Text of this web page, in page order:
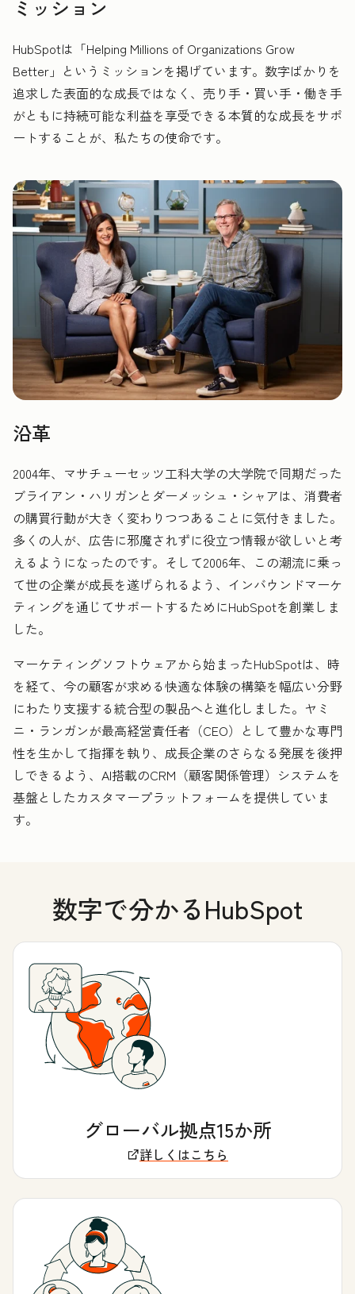
ミッション
HubSpotは「Helping Millions of Organizations Grow
Better」というミッションを掲げています。数字ばかりを
追求した表面的な成長ではなく、売り手・買い手・働き手
がともに持続可能な利益を享受できる本質的な成長をサポ
ートすることが、私たちの使命です。
沿革
2004年、マサチューセッツ工科大学の大学院で同期だった
ブライアン・ハリガンとダーメッシュ・シャアは、消費者
の購買行動が大きく変わりつつあることに気付きました。
多くの人が、広告に邪魔されずに役立つ情報が欲しいと考
えるようになったのです。そして2006年、この潮流に乗っ
て世の企業が成長を遂げられるよう、インバウンドマーケ
ティングを通じてサポートするためにHubSpotを創業しま
した。
マーケティングソフトウェアから始まったHubSpotは、時
を経て、今の顧客が求める快適な体験の構築を幅広い分野
にわたり支援する統合型の製品へと進化しました。ヤミ
ニ・ランガンが最高経営責任者（CEO）として豊かな専門
性を生かして指揮を執り、成長企業のさらなる発展を後押
しできるよう、AI搭載のCRM（顧客関係管理）システムを
基盤としたカスタマープラットフォームを提供していま
す。
数字で分かるHubSpot
グローバル拠点15か所
詳しくはこちら